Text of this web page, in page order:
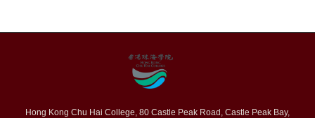
Hong Kong Chu Hai College, 80 Castle Peak Road, Castle Peak Bay,